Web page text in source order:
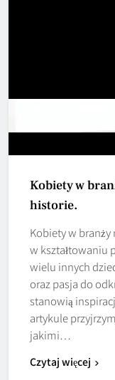
Kobiety w
historie.
Kobiety w
w kształtowaniu
wielu innych
oraz pasja do
stanowią
artykule
jakimi…
Czytaj więcej